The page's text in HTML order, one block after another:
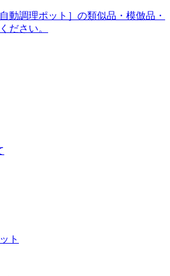
動調理ポット］の類似品・模倣品・
ださい。
ト